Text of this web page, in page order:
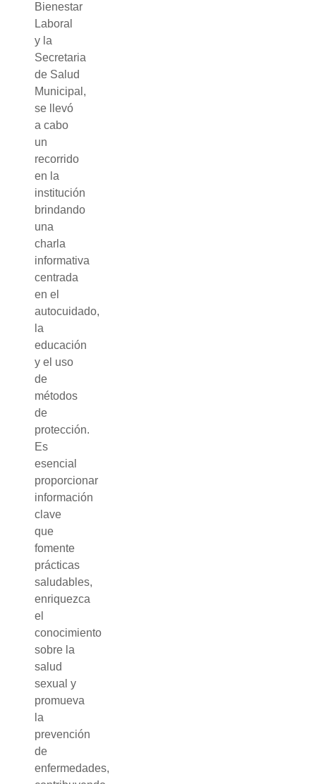
Bienestar
Laboral
y la
Secretaria
de Salud
Municipal,
se llevó
a cabo
un
recorrido
en la
institución
brindando
una
charla
informativa
centrada
en el
autocuidado,
la
educación
y el uso
de
métodos
de
protección.
Es
esencial
proporcionar
información
clave
que
fomente
prácticas
saludables,
enriquezca
el
conocimiento
sobre la
salud
sexual y
promueva
la
prevención
de
enfermedades,